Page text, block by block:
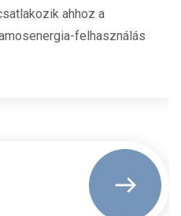
ahhoz a
felhasználás